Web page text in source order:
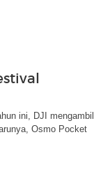
ini, DJI mengambil
Osmo Pocket